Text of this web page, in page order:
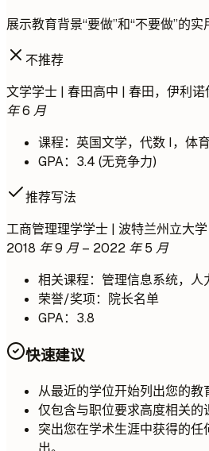
展示教育背景“要做”和“不要做”的实
不推荐
文学学士 | 春田高中 | 春田，伊利诺
年 6 月
课程：英国文学，代数 I，体
GPA：3.4 (无竞争力)
推荐写法
工商管理理学学士 | 波特兰州立大
2018 年 9 月 – 2022 年 5 月
相关课程：管理信息系统，
荣誉/奖项：院长名单
GPA：3.8
快速建议
从最近的学位开始列出您的教
仅包含与职位要求高度相关的
突出您在学术生涯中获得的